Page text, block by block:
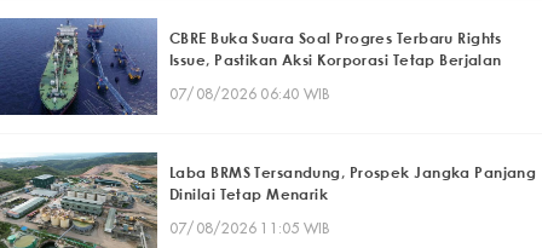
CBRE Buka Suara Soal Progres Terbaru Rights
Issue, Pastikan Aksi Korporasi Tetap Berjalan
07/08/2026 06:40 WIB
Laba BRMS Tersandung, Prospek Jangka Panjang
Dinilai Tetap Menarik
07/08/2026 11:05 WIB